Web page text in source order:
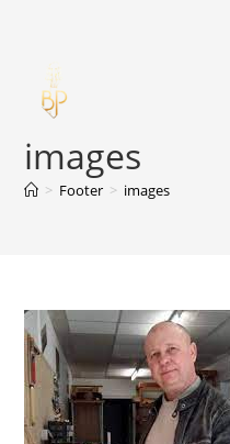
content
images
> Footer > images